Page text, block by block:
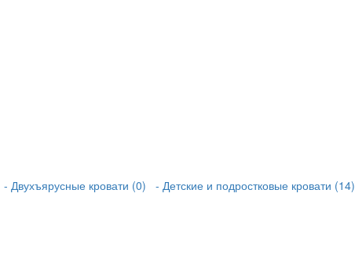
- Двухъярусные кровати (0) - Детские и подростковые кровати (14)